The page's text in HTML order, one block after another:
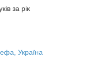
за рік
Україна